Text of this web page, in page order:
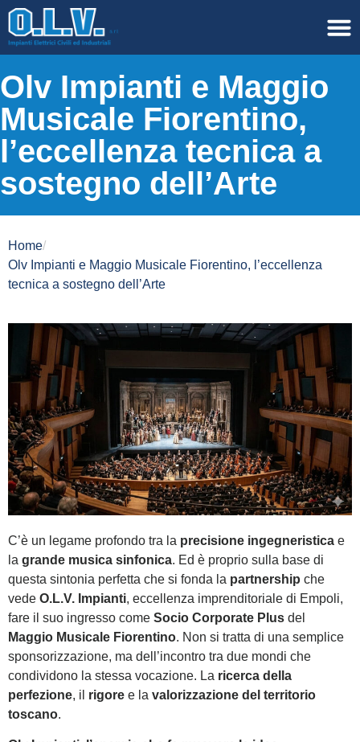
Olv Impianti e Maggio
Musicale Fiorentino,
l’eccellenza tecnica a
sostegno dell’Arte
Home/
Olv Impianti e Maggio Musicale Fiorentino, l’eccellenza
tecnica a sostegno dell’Arte
C’è un legame profondo tra la precisione ingegneristica e
la grande musica sinfonica. Ed è proprio sulla base di
questa sintonia perfetta che si fonda la partnership che
vede O.L.V. Impianti, eccellenza imprenditoriale di Empoli,
fare il suo ingresso come Socio Corporate Plus del
Maggio Musicale Fiorentino. Non si tratta di una semplice
sponsorizzazione, ma dell’incontro tra due mondi che
condividono la stessa vocazione. La ricerca della
perfezione, il rigore e la valorizzazione del territorio
toscano.